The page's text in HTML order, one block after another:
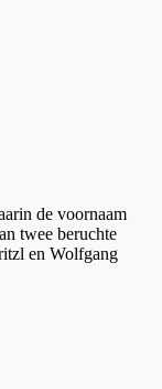
de voornaam
twee beruchte
en Wolfgang